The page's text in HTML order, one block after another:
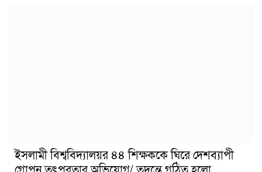
ইসলামী বিশ্ববিদ্যালয়র ৪৪ শিক্ষককে ঘিরে দেশব্যাপী